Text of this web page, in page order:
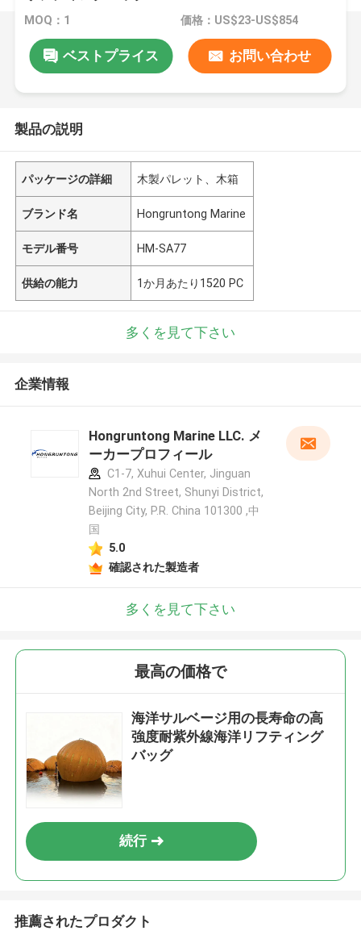
MOQ：1 価格：US$23-US$854
ベストプライス お問い合わせ
製品の説明
パッケージの詳細 木製パレット、木箱
ブランド名 Hongruntong Marine
モデル番号 HM-SA77
供給の能力 1か月あたり1520 PC
多くを見て下さい
企業情報
Hongruntong Marine LLC. メ
ーカープロフィール
C1-7, Xuhui Center, Jinguan
North 2nd Street, Shunyi District,
Beijing City, P.R. China 101300 ,中
国
5.0
確認された製造者
多くを見て下さい
最高の価格で
海洋サルベージ用の長寿命の高
強度耐紫外線海洋リフティング
バッグ
続行
推薦されたプロダクト